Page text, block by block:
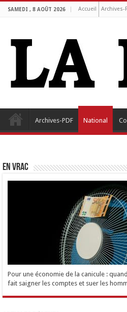
SAMEDI , 8 AOÛT 2026 Accueil Archives-
Archives-PDF National
EN VRAC
Pour une économie de la canicule :
fait saigner les comptes et suer les